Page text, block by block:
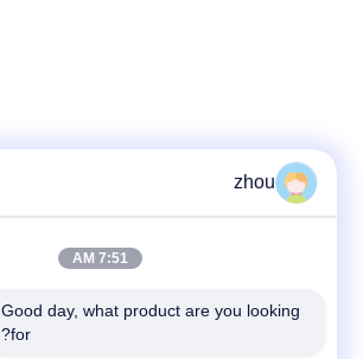
zhou
7:51 AM
Good day, what product are you looking
for?